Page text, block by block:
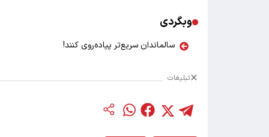
وبگردی
سالماندان سریع‌تر پیاده‌روی کنند!
تبلیغات